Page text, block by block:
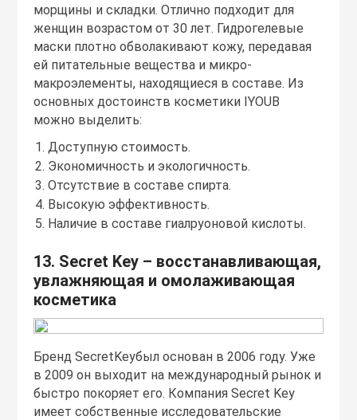
морщины и складки. Отлично подходит для
женщин возрастом от 30 лет. Гидрогелевые
маски плотно обволакивают кожу, передавая
ей питательные вещества и микро-
макроэлементы, находящиеся в составе. Из
основных достоинств косметики IYOUB
можно выделить:
Доступную стоимость.
Экономичность и экологичность.
Отсутствие в составе спирта.
Высокую эффективность.
Наличие в составе гиалруоновой кислоты.
13. Secret Key – восстанавливающая,
увлажняющая и омолаживающая
косметика
Бренд SecretKeyбыл основан в 2006 году. Уже
в 2009 он выходит на международный рынок и
быстро покоряет его. Компания Secret Key
имеет собственные исследовательские